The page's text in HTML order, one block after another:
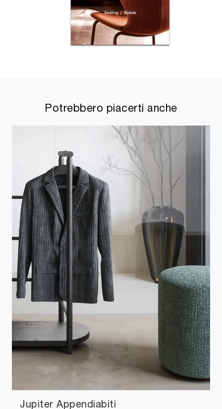
Potrebbero piacerti anche
Jupiter Appendiabiti